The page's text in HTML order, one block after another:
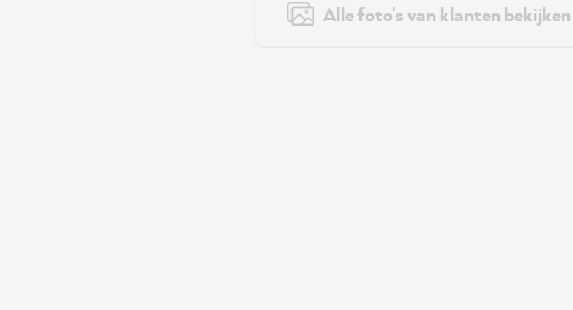
Alle foto's van klanten bekijken